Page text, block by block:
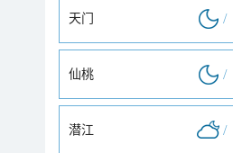
天门 /
仙桃 /
潜江 /